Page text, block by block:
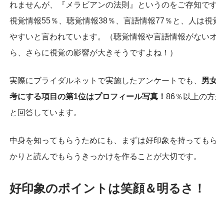
れませんが、『メラビアンの法則』というのをご存知で
視覚情報55％、聴覚情報38％、言語情報77％と、人は
やすいと言われています。（聴覚情報や言語情報がない
ら、さらに視覚の影響が大きそうですよね！）
実際にブライダルネットで実施したアンケートでも、 男
考にする項目の第1位はプロフィール写真！ 86％以上の
と回答しています。
中身を知ってもらうためにも、まずは好印象を持っても
かりと読んでもらうきっかけを作ることが大切です。
好印象のポイントは笑顔＆明るさ！